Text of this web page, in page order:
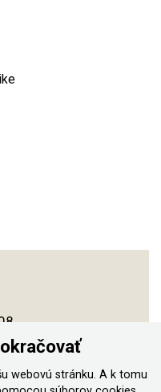
901
webovú stránku. A k tomu